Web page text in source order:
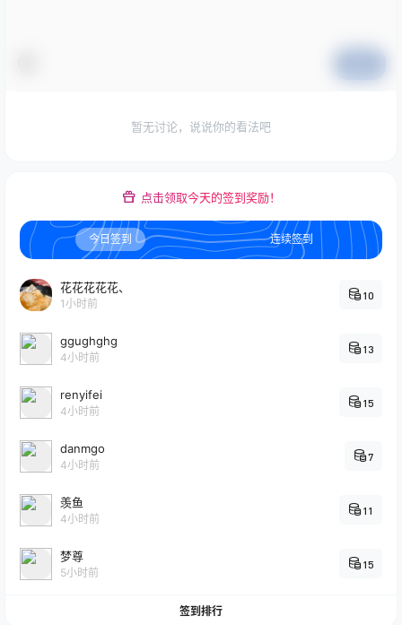
暂无讨论，说说你的看法吧
点击领取今天的签到奖励！
今日签到 连续签到
花花花花花、
1小时前
10
ggughghg
4小时前
13
renyifei
4小时前
15
danmgo
4小时前
7
羡鱼
4小时前
11
梦尊
5小时前
15
签到排行